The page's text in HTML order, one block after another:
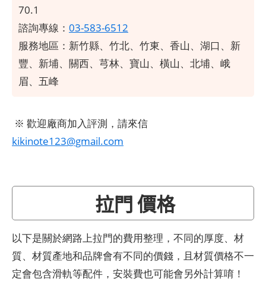
70.1
諮詢專線： 03-583-6512
服務地區：新竹縣、竹北、竹東、香山、湖口、新
豐、新埔、關西、芎林、寶山、橫山、北埔、峨
眉、五峰
※ 歡迎廠商加入評測，請來信
kikinote123@gmail.com
拉門 價格
以下是關於網路上拉門的費用整理，不同的厚度、材
質、材質產地和品牌會有不同的價錢，且材質價格不一
定會包含滑軌等配件，安裝費也可能會另外計算唷！